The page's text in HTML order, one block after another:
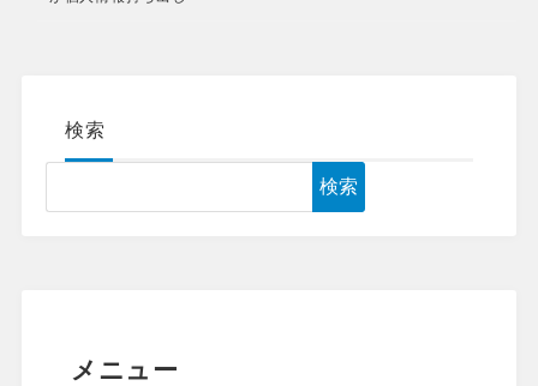
検索
検索
メニュー